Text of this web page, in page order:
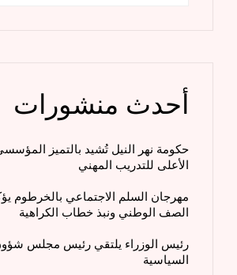
أحدث منشورات
حكومة نهر النيل تُشيد بالتميز
الأعلى للتدريب المهني
مهرجان السلم الاجتماعي بالخرطوم
الصف الوطني ونبذ خطاب الكراهية
رئيس الوزراء يلتقي رئيس مجلس
السياسية